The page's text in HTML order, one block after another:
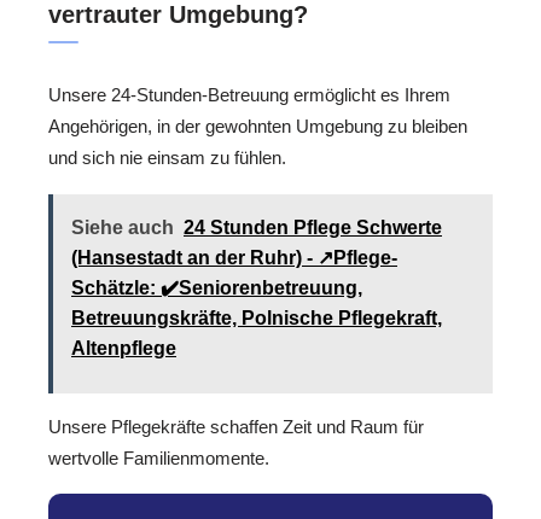
vertrauter Umgebung?
Unsere 24-Stunden-Betreuung ermöglicht es Ihrem
Angehörigen, in der gewohnten Umgebung zu bleiben
und sich nie einsam zu fühlen.
Siehe auch 24 Stunden Pflege Schwerte
(Hansestadt an der Ruhr) - ↗️Pflege-
Schätzle: ✔️Seniorenbetreuung,
Betreuungskräfte, Polnische Pflegekraft,
Altenpflege
Unsere Pflegekräfte schaffen Zeit und Raum für
wertvolle Familienmomente.